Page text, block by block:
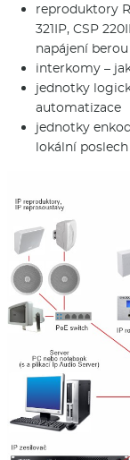
reproduktory
321IP, CSP
napájení
interkomy –
jednotky
automatizace
jednotky
lokální